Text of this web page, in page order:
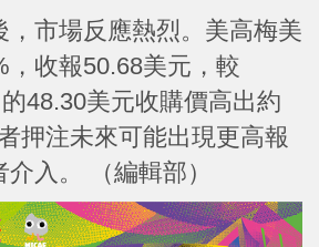
，市場反應熱烈。美高梅美
，收報50.68美元，較
48.30美元收購價高出約
押注未來可能出現更高報
入。 （編輯部）